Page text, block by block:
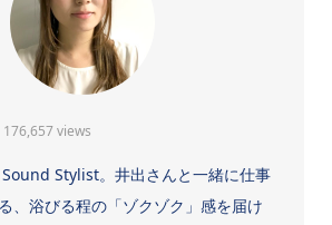
176,657 views
Stylist。井出さんと一緒に仕事
、浴びる程の「ゾクゾク」感を届け